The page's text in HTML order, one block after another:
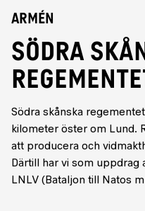
Armén
SÖDRA
Södra skånska
kilometer öster om Lund.
att producera och
Därtill har vi som
LNLV (Bataljon till Natos